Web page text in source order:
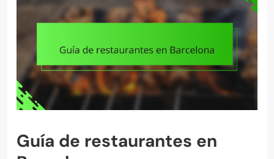
Guía de restaurantes en